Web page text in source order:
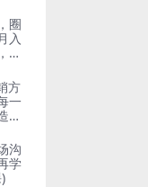
圈
入
内
方
一
自
沟
学